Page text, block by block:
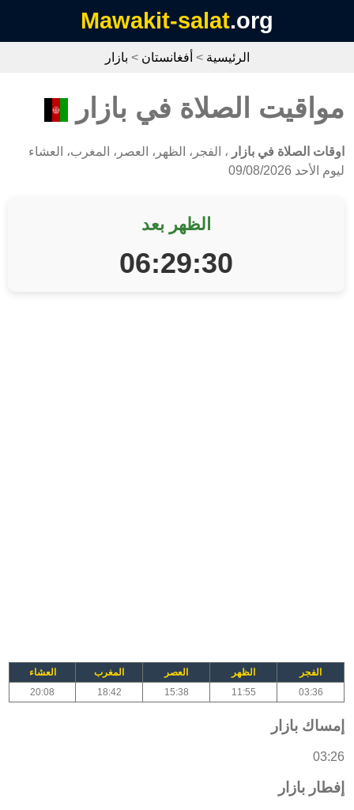
Mawakit-salat.org
الرئيسية > أفغانستان > بازار
مواقيت الصلاة في بازار
اوقات الصلاة في بازار ، الفجر، الظهر، العصر، المغرب، العشاء
ليوم الأحد 09/08/2026
الظهر بعد
06:29:30
الفجر الظهر العصر المغرب
العشاء
03:36
11:55
15:38
18:42
20:08
إمساك بازار
03:26
إفطار بازار